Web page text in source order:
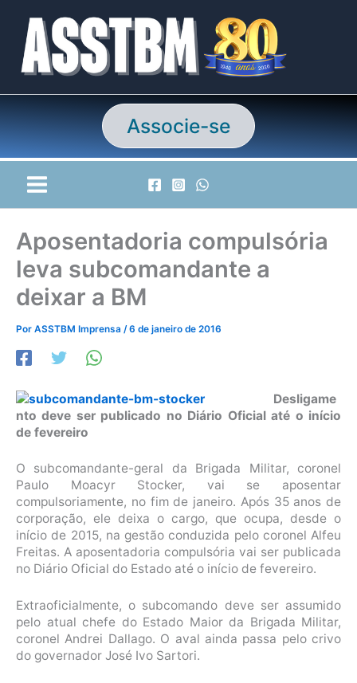
conteúdo
Associe-se
Aposentadoria compulsória
leva subcomandante a
deixar a BM
Por ASSTBM Imprensa /6 de janeiro de 2016
Desligame
nto deve ser publicado no Diário Oficial até o início
de fevereiro
O subcomandante-geral da Brigada Militar, coronel
Paulo Moacyr Stocker, vai se aposentar
compulsoriamente, no fim de janeiro. Após 35 anos de
corporação, ele deixa o cargo, que ocupa, desde o
início de 2015, na gestão conduzida pelo coronel Alfeu
Freitas. A aposentadoria compulsória vai ser publicada
no Diário Oficial do Estado até o início de fevereiro.
Extraoficialmente, o subcomando deve ser assumido
pelo atual chefe do Estado Maior da Brigada Militar,
coronel Andrei Dallago. O aval ainda passa pelo crivo
do governador José Ivo Sartori.